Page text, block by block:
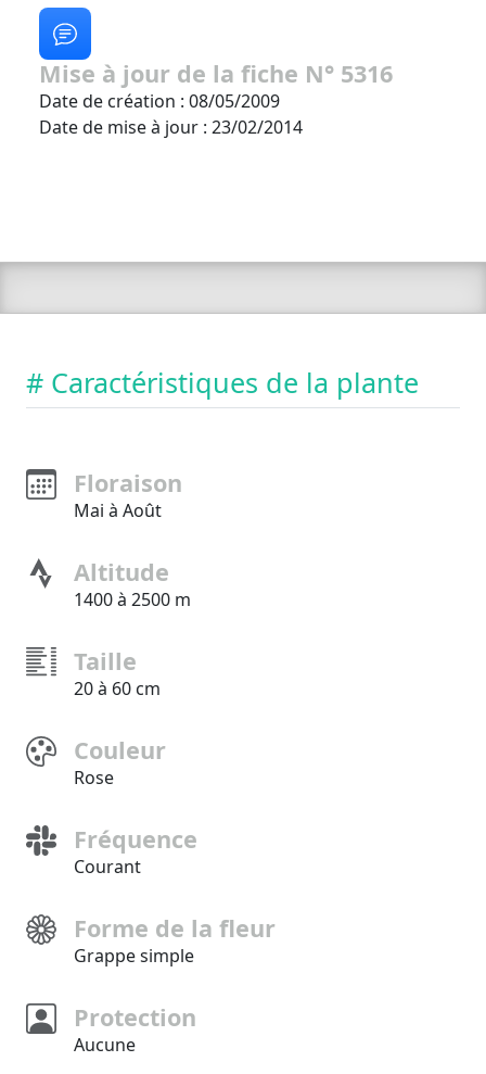
Mise à jour de la fiche N° 5316
Date de création : 08/05/2009
Date de mise à jour : 23/02/2014
# Caractéristiques de la plante
Floraison
Mai à Août
Altitude
1400 à 2500 m
Taille
20 à 60 cm
Couleur
Rose
Fréquence
Courant
Forme de la fleur
Grappe simple
Protection
Aucune